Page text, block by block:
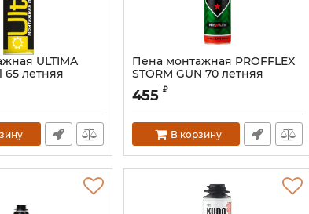
ULTIMA
65 летняя
Пена монтажная PROFFLEX
STORM GUN 70 летняя
455 ₽
В корзину